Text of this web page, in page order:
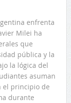
enfrenta
Milei ha
que
pública y la
la lógica del
asuman
el principio de
durante